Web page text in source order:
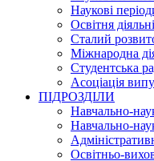
Наукові
Освітня
Сталий
Міжнародна
Студентська
Асоціація
ПІДРОЗДІЛИ
Навчально-
Навчально-
Освітньо-